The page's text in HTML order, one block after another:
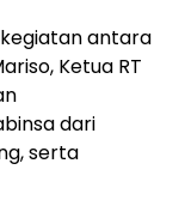
antara
Ketua RT
dari
serta